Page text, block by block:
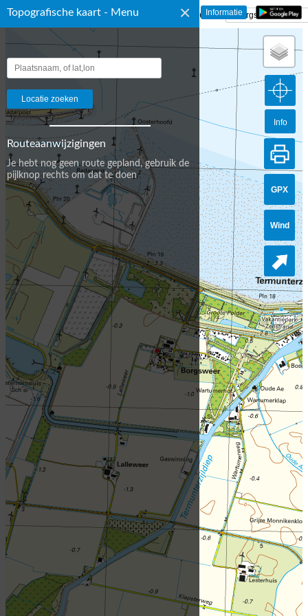
Topografische kaart - Menu ×
Routeaanwijzigingen
Je hebt nog geen route gepland, gebruik de
pijlknop rechts om dat te doen
☰ Topografische Kaart Nederland
GPX
Wind
Info